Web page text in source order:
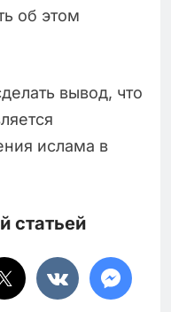
об этом
вывод, что
ислама в
статьей